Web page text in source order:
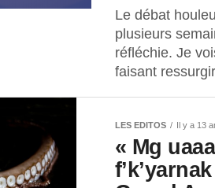
Le débat
plusieurs
réfléchie. Je
faisant
LES EDITOS Il y a 13
« Mg